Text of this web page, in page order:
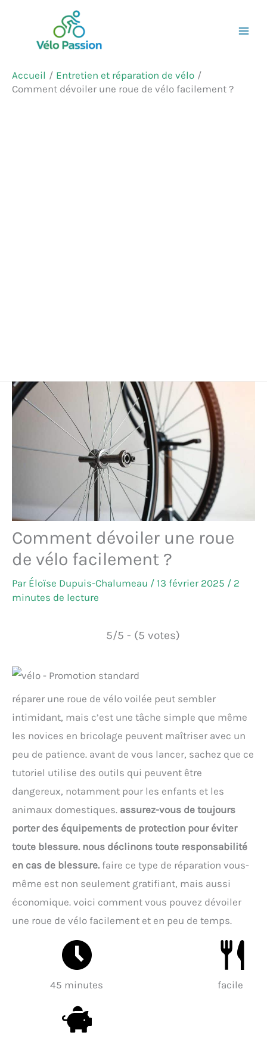
contenu
Accueil
Entretien et réparation de vélo
Comment dévoiler une roue de vélo facilement ?
Comment dévoiler une roue
de vélo facilement ?
Par Éloïse Dupuis-Chalumeau / 13 février 2025 / 2
minutes de lecture
5/5 - (5 votes)
réparer une roue de vélo voilée peut sembler
intimidant, mais c’est une tâche simple que même
les novices en bricolage peuvent maîtriser avec un
peu de patience. avant de vous lancer, sachez que ce
tutoriel utilise des outils qui peuvent être
dangereux, notamment pour les enfants et les
animaux domestiques. assurez-vous de toujours
porter des équipements de protection pour éviter
toute blessure. nous déclinons toute responsabilité
en cas de blessure. faire ce type de réparation vous-
même est non seulement gratifiant, mais aussi
économique. voici comment vous pouvez dévoiler
une roue de vélo facilement et en peu de temps.
45 minutes facile